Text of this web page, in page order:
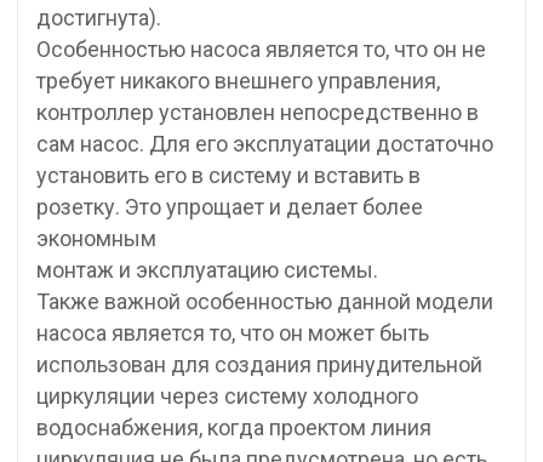
достигнута).
Особенностью насоса является то, что он не
требует никакого внешнего управления,
контроллер установлен непосредственно в
сам насос. Для его эксплуатации достаточно
установить его в систему и вставить в
розетку. Это упрощает и делает более
экономным
монтаж и эксплуатацию системы.
Также важной особенностью данной модели
насоса является то, что он может быть
использован для создания принудительной
циркуляции через систему холодного
водоснабжения, когда проектом линия